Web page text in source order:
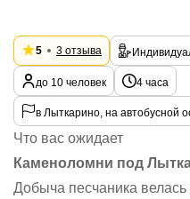
5 3 отзыва
до 10 человек 4 часа
в Лыткарино, на автобусной
Что вас ожидает
Каменоломни под
Добыча песчаника велась